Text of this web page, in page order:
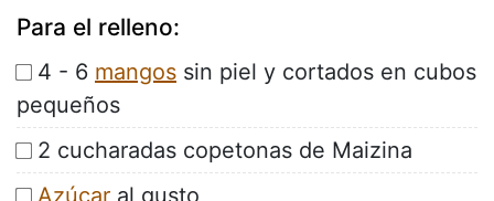
Para el relleno:
4 - 6 mangos sin piel y cortados en cubos
pequeños
2 cucharadas copetonas de Maizina